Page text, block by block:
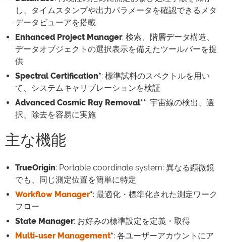
し、タイムスタンプや出力パラメータを確認できるメタ
データビューアを搭載
Enhanced Project Manager: 検索、階層データ構造、
データオブジェクトの選択表示を備えたツールバーを提
供
Spectral Certification*: 標準試料のスペクトルを用い
て、システムキャリブレーションを検証
Advanced Cosmic Ray Removal**: 宇宙線の検出、選
択、除去を容易に実施
主な機能
TrueOrigin: Portable coordinate system: 異なる顕微鏡
でも、同じ測定位置を簡単に特定
Workflow Manager*: 最適化・標準化された測定ワーク
フロー
State Manager: お好みの標準設定を定義・取得
Multi-user Management*: 各ユーザーアカウントにア